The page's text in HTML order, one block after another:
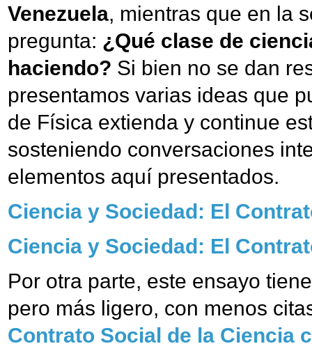
Venezuela, mientras que en la
pregunta: ¿Qué clase de
haciendo? Si bien no se dan
presentamos varias ideas que
de Física extienda y continue
sosteniendo conversaciones
elementos aquí presentados.
Ciencia y Sociedad: El
Ciencia y Sociedad: El
Por otra parte, este ensayo
pero más ligero, con menos
Contrato Social de la Ciencia